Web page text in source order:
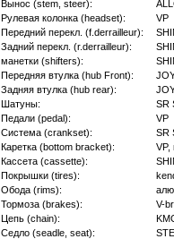
Вынос (stem, steer):
Рулевая колонка (headset):
VP
Передний перекл. (f.derrailleur):
Задний перекл. (r.derrailleur):
манетки (shifters):
Передняя втулка (hub Front):
Задняя втулка (hub rear):
Шатуны:
SR
Педали (pedal):
VP
Система (crankset):
SR
Каретка (bottom bracket):
VP,
Кассета (cassette):
Покрышки (tires):
Обода (rims):
Тормоза (brakes):
V-
Цепь (chain):
Седло (seadle, seat):